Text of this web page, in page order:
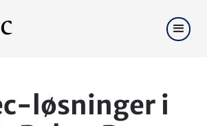
løsninger i